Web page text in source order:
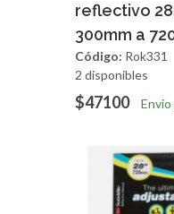
reflectivo
300mm a
Código: Rok331
2 disponibles
$47100